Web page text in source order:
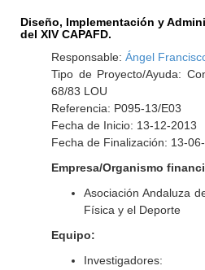
Diseño, Implementación y
del XIV CAPAFD.
Responsable: Ángel
Tipo de Proyecto/Ayuda:
68/83 LOU
Referencia: P095-13/E03
Fecha de Inicio: 13-12-2013
Fecha de Finalización: 13-
Empresa/Organismo
Asociación Andaluza
Física y el Deporte
Equipo:
Investigadores: